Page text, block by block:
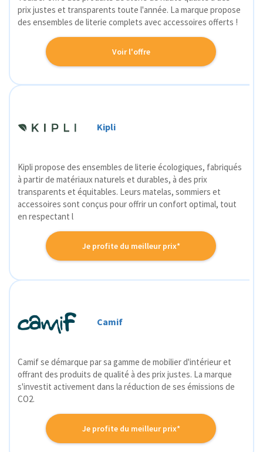
prix justes et transparents toute l'année. La marque propose
des ensembles de literie complets avec accessoires offerts !
Voir l'offre
Kipli
Kipli propose des ensembles de literie écologiques, fabriqués
à partir de matériaux naturels et durables, à des prix
transparents et équitables. Leurs matelas, sommiers et
accessoires sont conçus pour offrir un confort optimal, tout
en respectant l
Je profite du meilleur prix*
Camif
Camif se démarque par sa gamme de mobilier d'intérieur et
offrant des produits de qualité à des prix justes. La marque
s'investit activement dans la réduction de ses émissions de
CO2.
Je profite du meilleur prix*